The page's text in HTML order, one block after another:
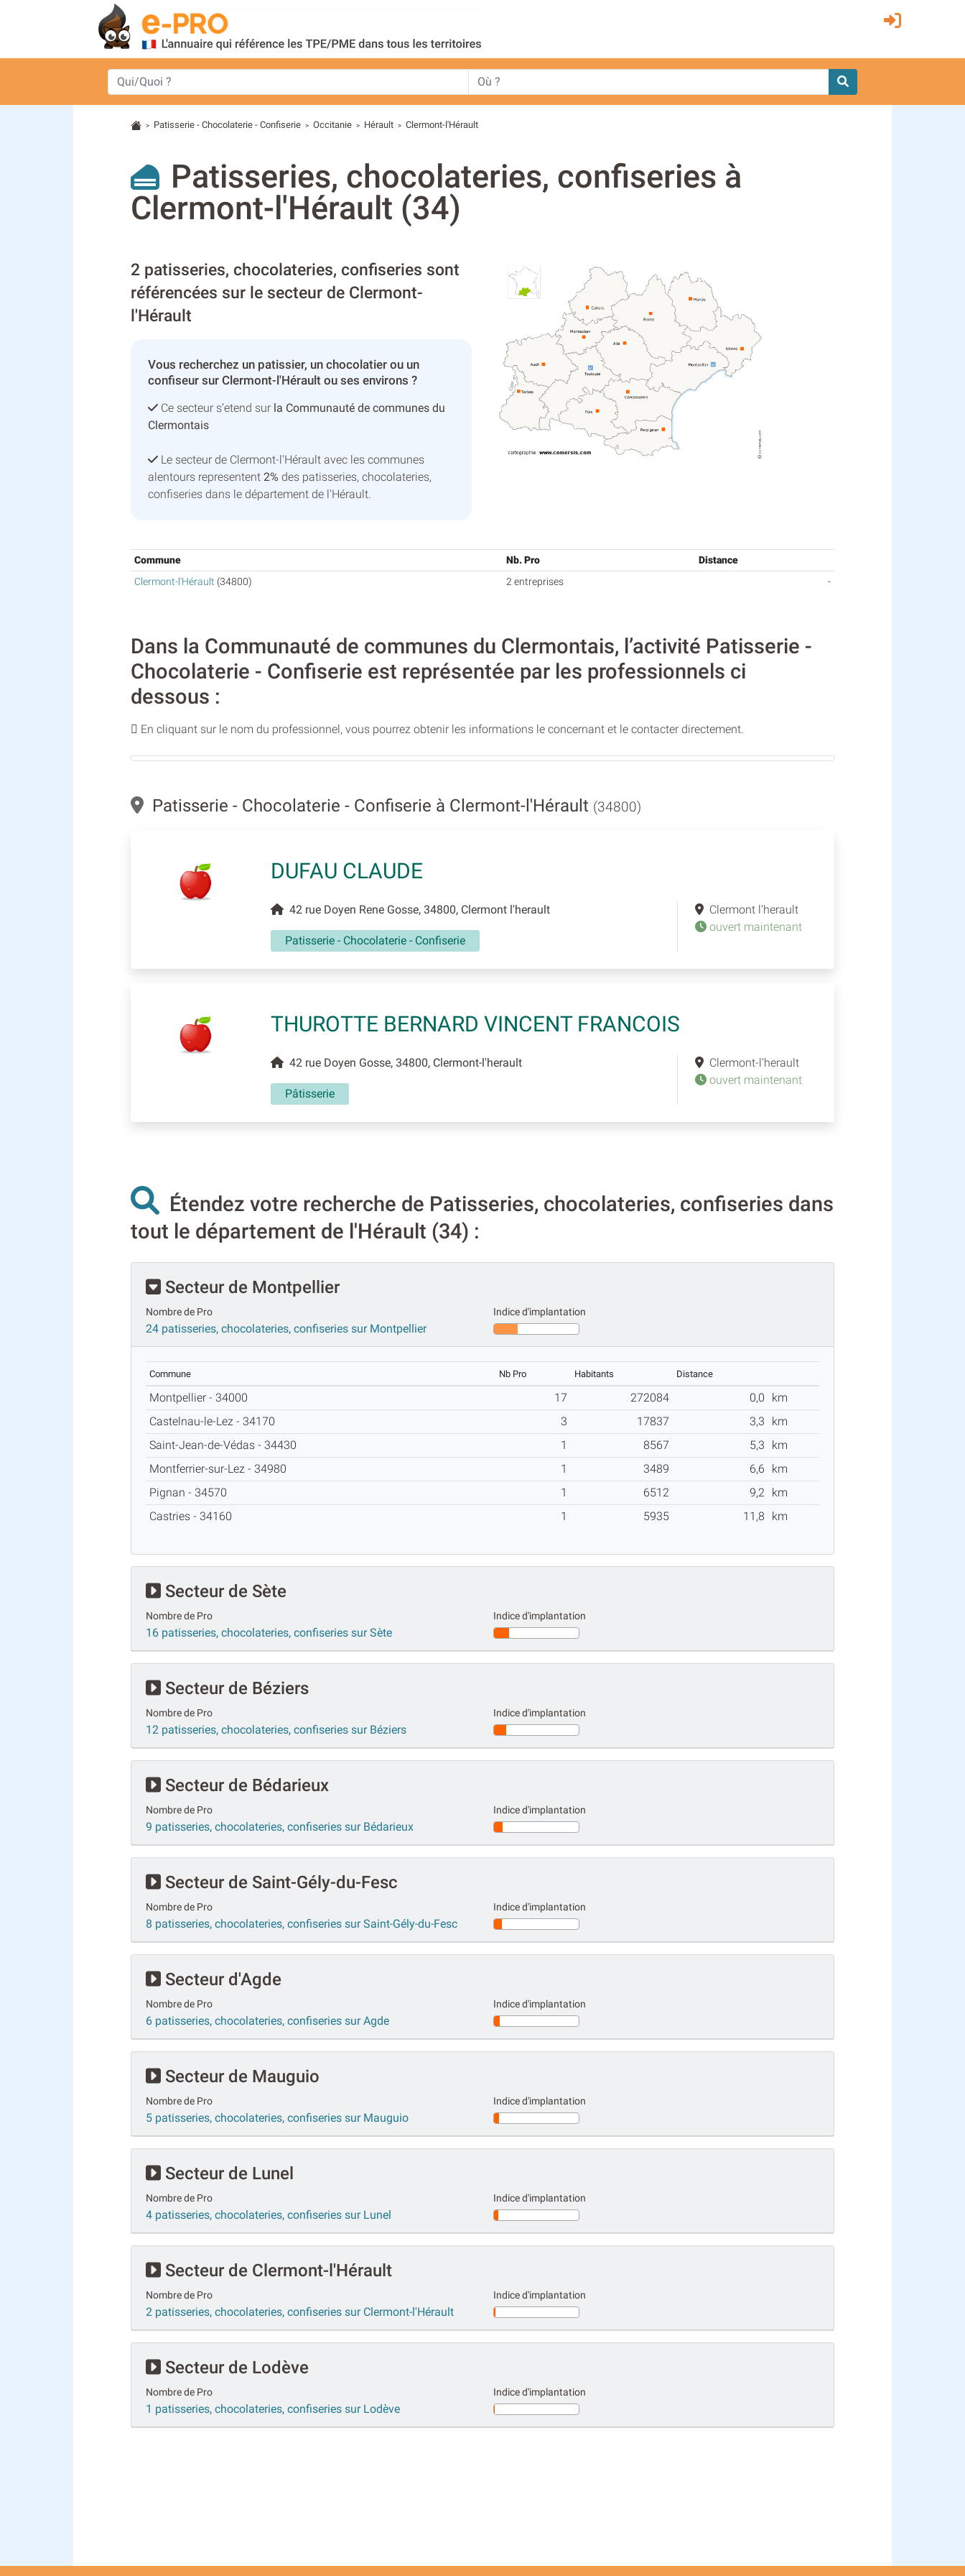
> Patisserie - Chocolaterie - Confiserie > Occitanie > Hérault > Clermont-l'Hérault
Patisseries, chocolateries, confiseries à
Clermont-l'Hérault (34)
2 patisseries, chocolateries, confiseries sont
référencées sur le secteur de Clermont-
l'Hérault
Vous recherchez un patissier, un chocolatier ou un
confiseur sur Clermont-l'Hérault ou ses environs ?
Ce secteur s’etend sur la Communauté de communes du
Clermontais
Le secteur de Clermont-l'Hérault avec les communes
alentours representent 2% des patisseries, chocolateries,
confiseries dans le département de l'Hérault.
Commune Nb. Pro
Distance
Clermont-l'Hérault (34800) 2 entreprises -
Dans la Communauté de communes du Clermontais, l’activité Patisserie -
Chocolaterie - Confiserie est représentée par les professionnels ci
dessous :
En cliquant sur le nom du professionnel, vous pourrez obtenir les informations le concernant et le contacter directement.
Patisserie - Chocolaterie - Confiserie à Clermont-l'Hérault (34800)
DUFAU CLAUDE
42 rue Doyen Rene Gosse, 34800, Clermont l'herault
Patisserie - Chocolaterie - Confiserie
Clermont l'herault
ouvert maintenant
THUROTTE BERNARD VINCENT FRANCOIS
42 rue Doyen Gosse, 34800, Clermont-l'herault
Pâtisserie
Clermont-l'herault
ouvert maintenant
Étendez votre recherche de Patisseries, chocolateries, confiseries dans
tout le département de l'Hérault (34) :
Secteur de Montpellier
Nombre de Pro
24 patisseries, chocolateries, confiseries sur Montpellier
Indice d'implantation
Commune Nb Pro Habitants Distance
Montpellier - 34000 17 272084 0,0
km
Castelnau-le-Lez - 34170
3 17837 3,3
km
Saint-Jean-de-Védas - 34430
1 8567 5,3
km
Montferrier-sur-Lez - 34980
1 3489 6,6
km
Pignan - 34570
1 6512 9,2
km
Castries - 34160
1 5935 11,8 km
Secteur de Sète
Nombre de Pro
16 patisseries, chocolateries, confiseries sur Sète
Indice d'implantation
Secteur de Béziers
Nombre de Pro
12 patisseries, chocolateries, confiseries sur Béziers
Indice d'implantation
Secteur de Bédarieux
Nombre de Pro
9 patisseries, chocolateries, confiseries sur Bédarieux
Indice d'implantation
Secteur de Saint-Gély-du-Fesc
Nombre de Pro
8 patisseries, chocolateries, confiseries sur Saint-Gély-du-Fesc
Indice d'implantation
Secteur d'Agde
Nombre de Pro
6 patisseries, chocolateries, confiseries sur Agde
Indice d'implantation
Secteur de Mauguio
Nombre de Pro
5 patisseries, chocolateries, confiseries sur Mauguio
Indice d'implantation
Secteur de Lunel
Nombre de Pro
4 patisseries, chocolateries, confiseries sur Lunel
Indice d'implantation
Secteur de Clermont-l'Hérault
Nombre de Pro
2 patisseries, chocolateries, confiseries sur Clermont-l'Hérault
Indice d'implantation
Secteur de Lodève
Nombre de Pro
1 patisseries, chocolateries, confiseries sur Lodève
Indice d'implantation